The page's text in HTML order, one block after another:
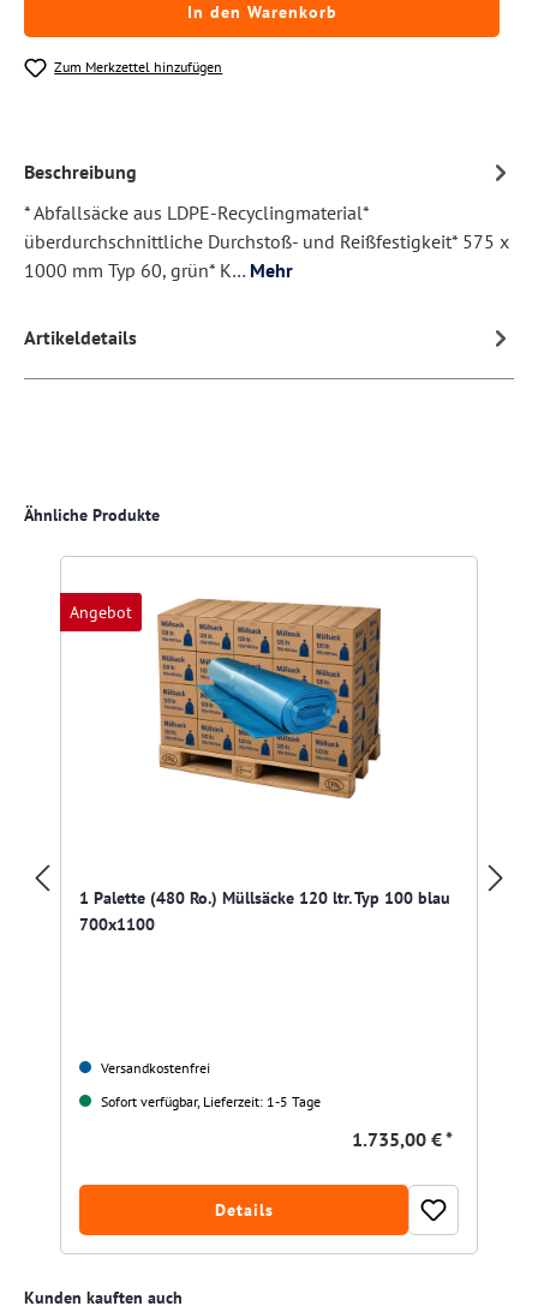
In den Warenkorb
Zum Merkzettel hinzufügen
Beschreibung
* Abfallsäcke aus LDPE-Recyclingmaterial*
überdurchschnittliche Durchstoß- und Reißfestigkeit* 575 x
1000 mm Typ 60, grün* K… Mehr
Artikeldetails
Produktgalerie überspringen
Ähnliche Produkte
Angebot
1 Palette (480 Ro.) Müllsäcke 120 ltr. Typ 100 blau
700x1100
Versandkostenfrei
Sofort verfügbar, Lieferzeit: 1-5 Tage
1.735,00 € *
Details
Produktgalerie überspringen
Kunden kauften auch